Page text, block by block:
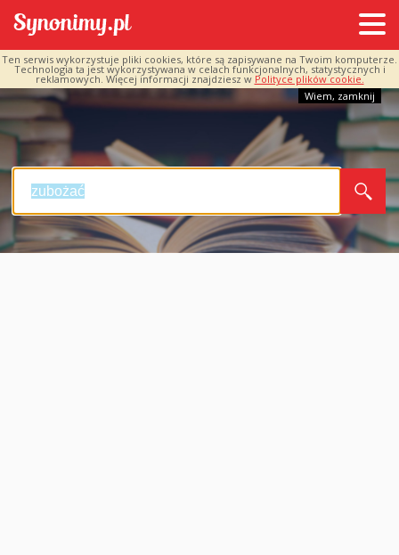
Ten serwis wykorzystuje pliki cookies, które są zapisywane na Twoim komputerze.
Technologia ta jest wykorzystywana w celach funkcjonalnych, statystycznych i
reklamowych. Więcej informacji znajdziesz w Polityce plików cookie.
Wiem, zamknij